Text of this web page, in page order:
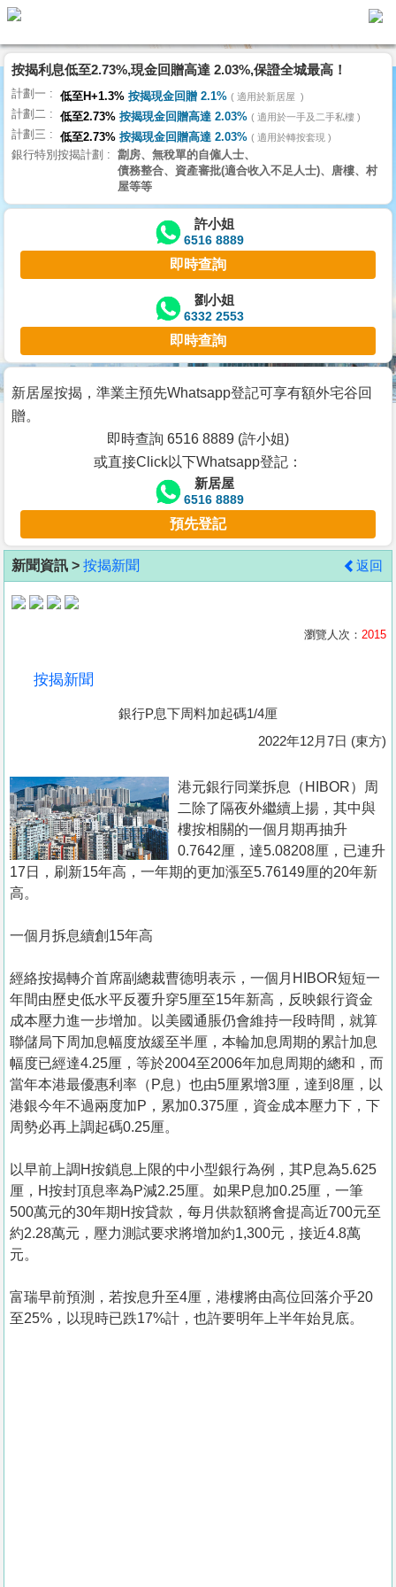
代
理
主
頁
搵
樓/
交
業
主
宅
谷
按
客
地
產
置
業
手
冊
於
們
按揭利息低至2.73%,現金回贈高達 2.03%,保證全城最高！
計劃一 低至H+1.3% 按揭現金回贈 2.1% 適用於新居屋
計劃二 低至2.73% 按揭現金回贈高達 2.03% 適用於一手及二手私樓
計劃三 低至2.73% 按揭現金回贈高達 2.03% 適用於轉按套現
銀行特別按揭計劃
劏房、無稅單的自僱人士、
債務整合、資產審批(適合收入不足人士)、唐樓、村
屋等等
許小姐
6516 8889
即時查詢
劉小姐
6332 2553
即時查詢
新居屋按揭，準業主預先Whatsapp登記可享有額外宅谷回
贈。
即時查詢 6516 8889 (許小姐)
或直接Click以下Whatsapp登記：
新居屋
6516 8889
預先登記
新聞資訊 > 按揭新聞 返回
瀏覽人次： 2015
按揭新聞
銀行P息下周料加起碼1/4厘
2022年12月7日 (東方)
港元銀行同業拆息（HIBOR）周
二除了隔夜外繼續上揚，其中與
樓按相關的一個月期再抽升
0.7642厘，達5.08208厘，已連升
17日，刷新15年高，一年期的更加漲至5.76149厘的20年新
高。
一個月拆息續創15年高
經絡按揭轉介首席副總裁曹德明表示，一個月HIBOR短短一
年間由歷史低水平反覆升穿5厘至15年新高，反映銀行資金
成本壓力進一步增加。以美國通脹仍會維持一段時間，就算
聯儲局下周加息幅度放緩至半厘，本輪加息周期的累計加息
幅度已經達4.25厘，等於2004至2006年加息周期的總和，而
當年本港最優惠利率（P息）也由5厘累增3厘，達到8厘，以
港銀今年不過兩度加P，累加0.375厘，資金成本壓力下，下
周勢必再上調起碼0.25厘。
以早前上調H按鎖息上限的中小型銀行為例，其P息為5.625
厘，H按封頂息率為P減2.25厘。如果P息加0.25厘，一筆
500萬元的30年期H按貸款，每月供款額將會提高近700元至
約2.28萬元，壓力測試要求將增加約1,300元，接近4.8萬
元。
富瑞早前預測，若按息升至4厘，港樓將由高位回落介乎20
至25%，以現時已跌17%計，也許要明年上半年始見底。